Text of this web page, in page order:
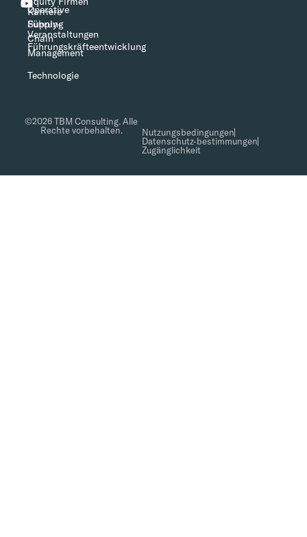
Operative
Führung
Führungskräfteentwicklung
Supply-
Chain
Management
Technologie
Karriere
Veranstaltungen
©2026 TBM Consulting. Alle
Rechte vorbehalten.
Nutzungsbedingungen
Datenschutz-bestimmungen
Zugänglichkeit